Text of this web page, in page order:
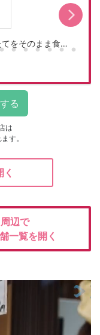
をそのまま食…
は
す。
周辺で
一覧を開く